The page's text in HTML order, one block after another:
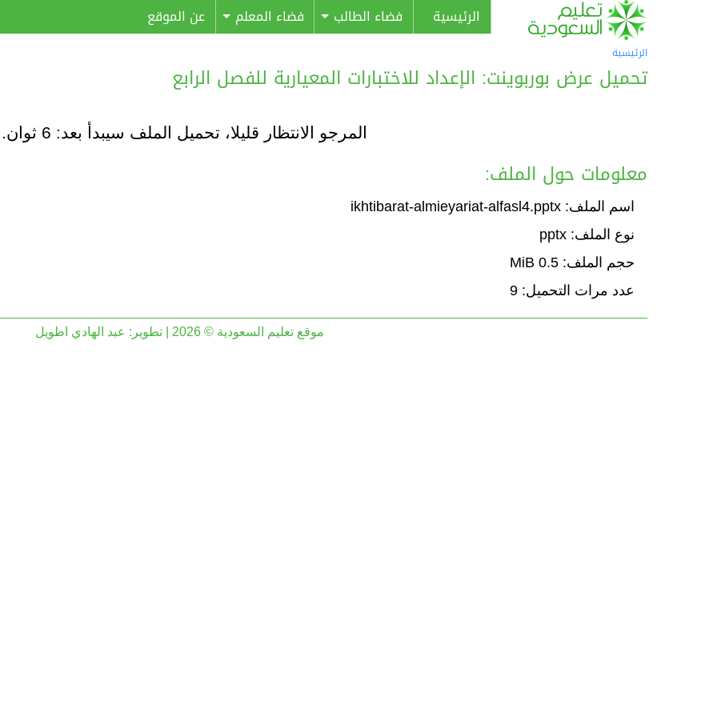
الرئيسية فضاء الطالب فضاء المعلم عن الموقع
الرئيسية
تحميل عرض بوربوينت: الإعداد للاختبارات المعيارية للفصل الرابع
المرجو الانتظار قليلا، تحميل الملف سيبدأ بعد: 6
معلومات حول الملف:
اسم الملف: ikhtibarat-almieyariat-alfasl4.pptx
نوع الملف: pptx
حجم الملف: 0.5 MiB
عدد مرات التحميل: 9
موقع تعليم السعودية © 2026 | تطوير: عبد الهادي اطويل